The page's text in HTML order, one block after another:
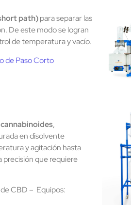
path)para separar las
De este modo se logran
de temperatura y vacío.
de Paso Corto
,
en disolvente
y agitación hasta
precisión que requiere
CBD– Equipos: